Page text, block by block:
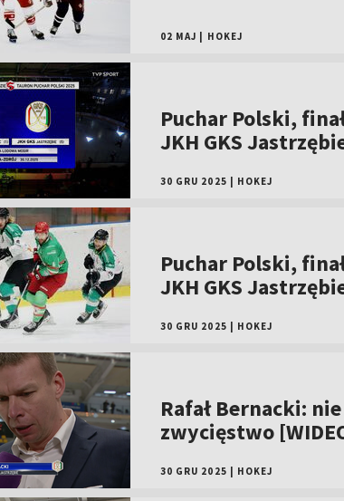
02 MAJ HOKEJ
Puchar Polski,
JKH GKS
30 GRU 2025 HOKEJ
Puchar Polski,
JKH GKS
30 GRU 2025 HOKEJ
Rafał Bernacki:
zwycięstwo
30 GRU 2025 HOKEJ